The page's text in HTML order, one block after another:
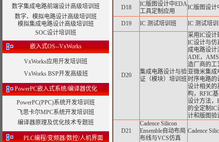
数字集成电路前端设计高级培训班
数字、模拟电路设计高级培训班
模拟集成电路设计高级培训班
SOC设计培训班
嵌入式OS--VxWorks
VxWorks应用开发培训班
VxWorks BSP开发高级班
PowerPC嵌入式系统/编译器优化
PowerPC(PPC)系统开发培训班
飞思卡尔MPC系统开发培训班
编译器原理及优化技术专题班
PLC编程/变频器/数控/人机界面
D18
IC版图设计中EDA
工具定制应用
IC版图设计
D19 IC 测试培训班 IC 测试培训
D20
集成电路设计与验
证（模块）培训班
采用IC设计
IC设计与仿
成电路设计
ADE，AMS
造厂商的工
亚微米集成
时序电路的
设计相关的
构，RFIC
设计方法，
的全定制
计和版图验
D21
Cadence Silicon
Ensemble自动布局
布线与VCS仿真
Cadence